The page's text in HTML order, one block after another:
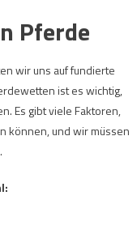
Pferde
wir uns auf fundierte
ist es wichtig,
Es gibt viele Faktoren,
können, und wir müssen